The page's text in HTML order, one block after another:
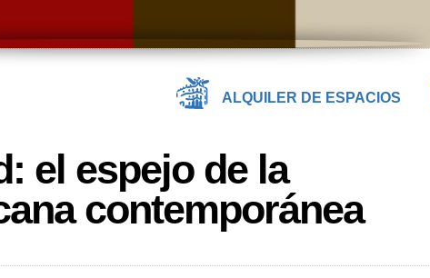
ALQUILER DE ESPACIOS
el espejo de la
contemporánea